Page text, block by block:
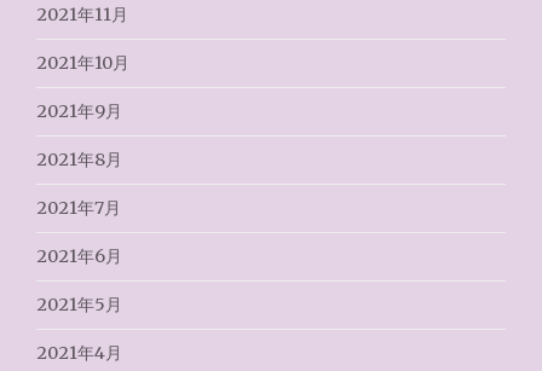
2021年11月
2021年10月
2021年9月
2021年8月
2021年7月
2021年6月
2021年5月
2021年4月